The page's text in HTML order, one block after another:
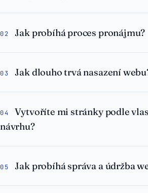
02 Jak probíhá proces pronájmu?
03 Jak dlouho trvá nasazení
04
Vytvoříte mi stránky podle
návrhu?
05 Jak probíhá správa a údržba